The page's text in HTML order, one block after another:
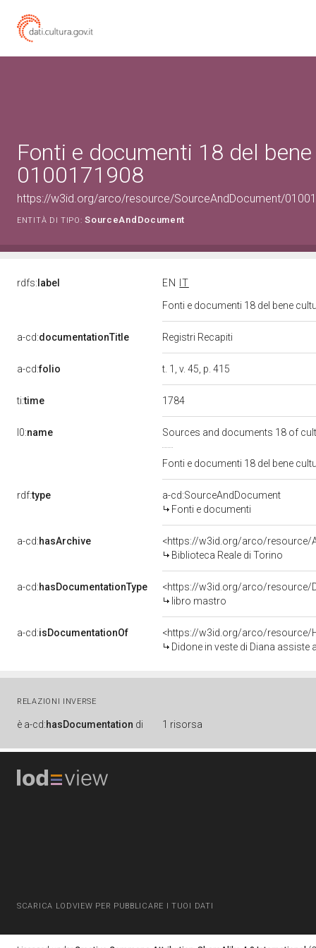
Fonti e documenti 18 del
0100171908
https://w3id.org/arco/resource/SourceAndDocument/
ENTITÀ DI TIPO: SourceAndDocument
rdfs: label EN
IT
Fonti e documenti 18 del bene
a-cd:documentationTitle Registri Recapiti
a-cd:folio t. 1, v. 45, p. 415
ti:time 1784
l0:name Sources and documents 18 of
Fonti e documenti 18 del bene
rdf:type
a-cd:SourceAndDocument
Fonti e documenti
a-cd:hasArchive
<https://w3id.org/arco/resource/
Biblioteca Reale di Torino
a-cd:hasDocumentationType
<https://w3id.org/arco/resource/
libro mastro
a-cd:isDocumentationOf
<https://w3id.org/arco/resource/
Didone in veste di Diana assiste all'edificazione di Cartagine
RELAZIONI INVERSE
è a-cd:hasDocumentation di 1 risorsa
SCARICA LODVIEW PER PUBBLICARE I TUOI DATI